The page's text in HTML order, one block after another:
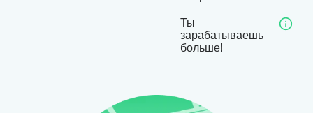
Ты
зарабатываешь
больше!